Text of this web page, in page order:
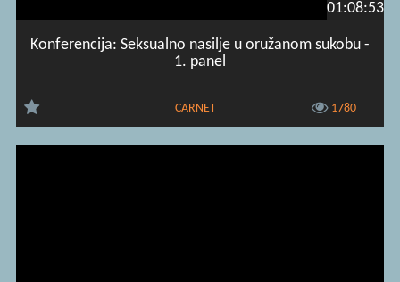
01:08:53
Konferencija: Seksualno nasilje u oružanom sukobu -
1. panel
CARNET 1780